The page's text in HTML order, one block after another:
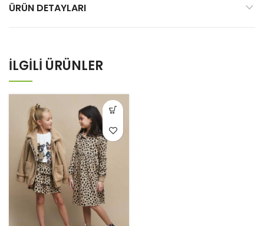
ÜRÜN DETAYLARI
İLGILI ÜRÜNLER